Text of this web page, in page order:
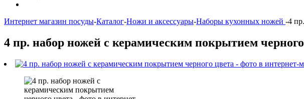
Интернет магазин посуды-Каталог-Ножи и аксессуары-Наборы кухонных ножей -4
4 пр. набор ножей с керамическим покрытием черного